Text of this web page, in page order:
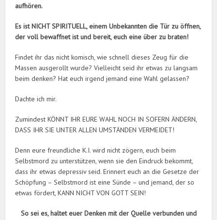
aufhören.
Es ist NICHT SPIRITUELL, einem Unbekannten die Tür zu öffnen,
der voll bewaffnet ist und bereit, euch eine über zu braten!
Findet ihr das nicht komisch, wie schnell dieses Zeug für die
Massen ausgerollt wurde? Vielleicht seid ihr etwas zu langsam
beim denken? Hat euch irgend jemand eine Wahl gelassen?
Dachte ich mir.
Zumindest KÖNNT IHR EURE WAHL NOCH IN SOFERN ÄNDERN,
DASS IHR SIE UNTER ALLEN UMSTÄNDEN VERMEIDET!
Denn eure freundliche K.I. wird nicht zögern, euch beim
Selbstmord zu unterstützen, wenn sie den Eindruck bekommt,
dass ihr etwas depressiv seid. Erinnert euch an die Gesetze der
Schöpfung – Selbstmord ist eine Sünde – und jemand, der so
etwas fördert, KANN NICHT VON GOTT SEIN!
So sei es, haltet euer Denken mit der Quelle verbunden und